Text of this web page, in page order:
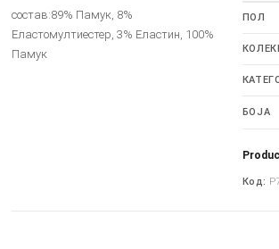
состав:89% Памук, 8%
Еластомултиестер, 3% Еластин, 100%
Памук
ПОЛ
БОЈА
Код: